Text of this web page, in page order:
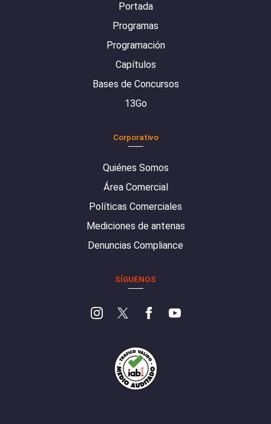
Portada
Programas
Programación
Capítulos
Bases de Concursos
13Go
Corporativo
Quiénes Somos
Área Comercial
Políticas Comerciales
Mediciones de antenas
Denuncias Compliance
SÍGUENOS